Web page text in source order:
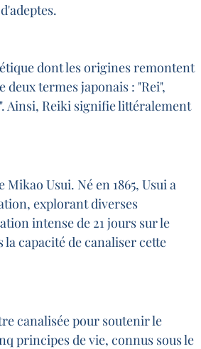
dont les origines remontent
deux termes japonais : "Rei",
Ainsi, Reiki signifie littéralement
Usui. Né en 1865, Usui a
explorant diverses
intense de 21 jours sur le
capacité de canaliser cette
canalisée pour soutenir le
principes de vie, connus sous le